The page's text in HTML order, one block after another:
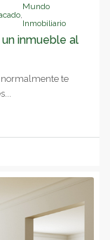
,
Mundo
Inmobiliario
inmueble al
normalmente te